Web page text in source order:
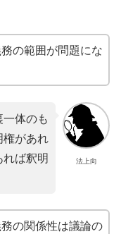
の範囲が問題にな
法上向
体のも
権があれ
ば釈明
の関係性は議論の